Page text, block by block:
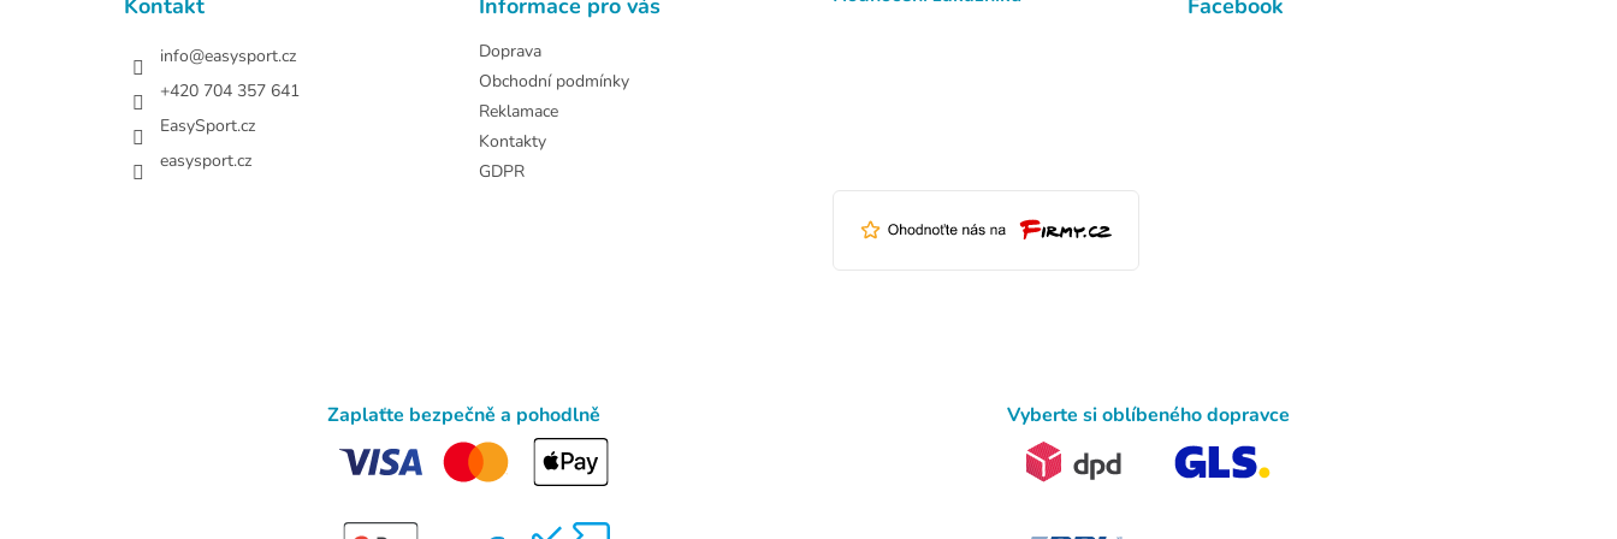
info@easysport.cz
+420 704 357 641
EasySport.cz
easysport.cz
Doprava
Obchodní podmínky
Reklamace
Kontakty
GDPR
Zaplaťte bezpečně a pohodlně Vyberte si oblíbeného dopravce